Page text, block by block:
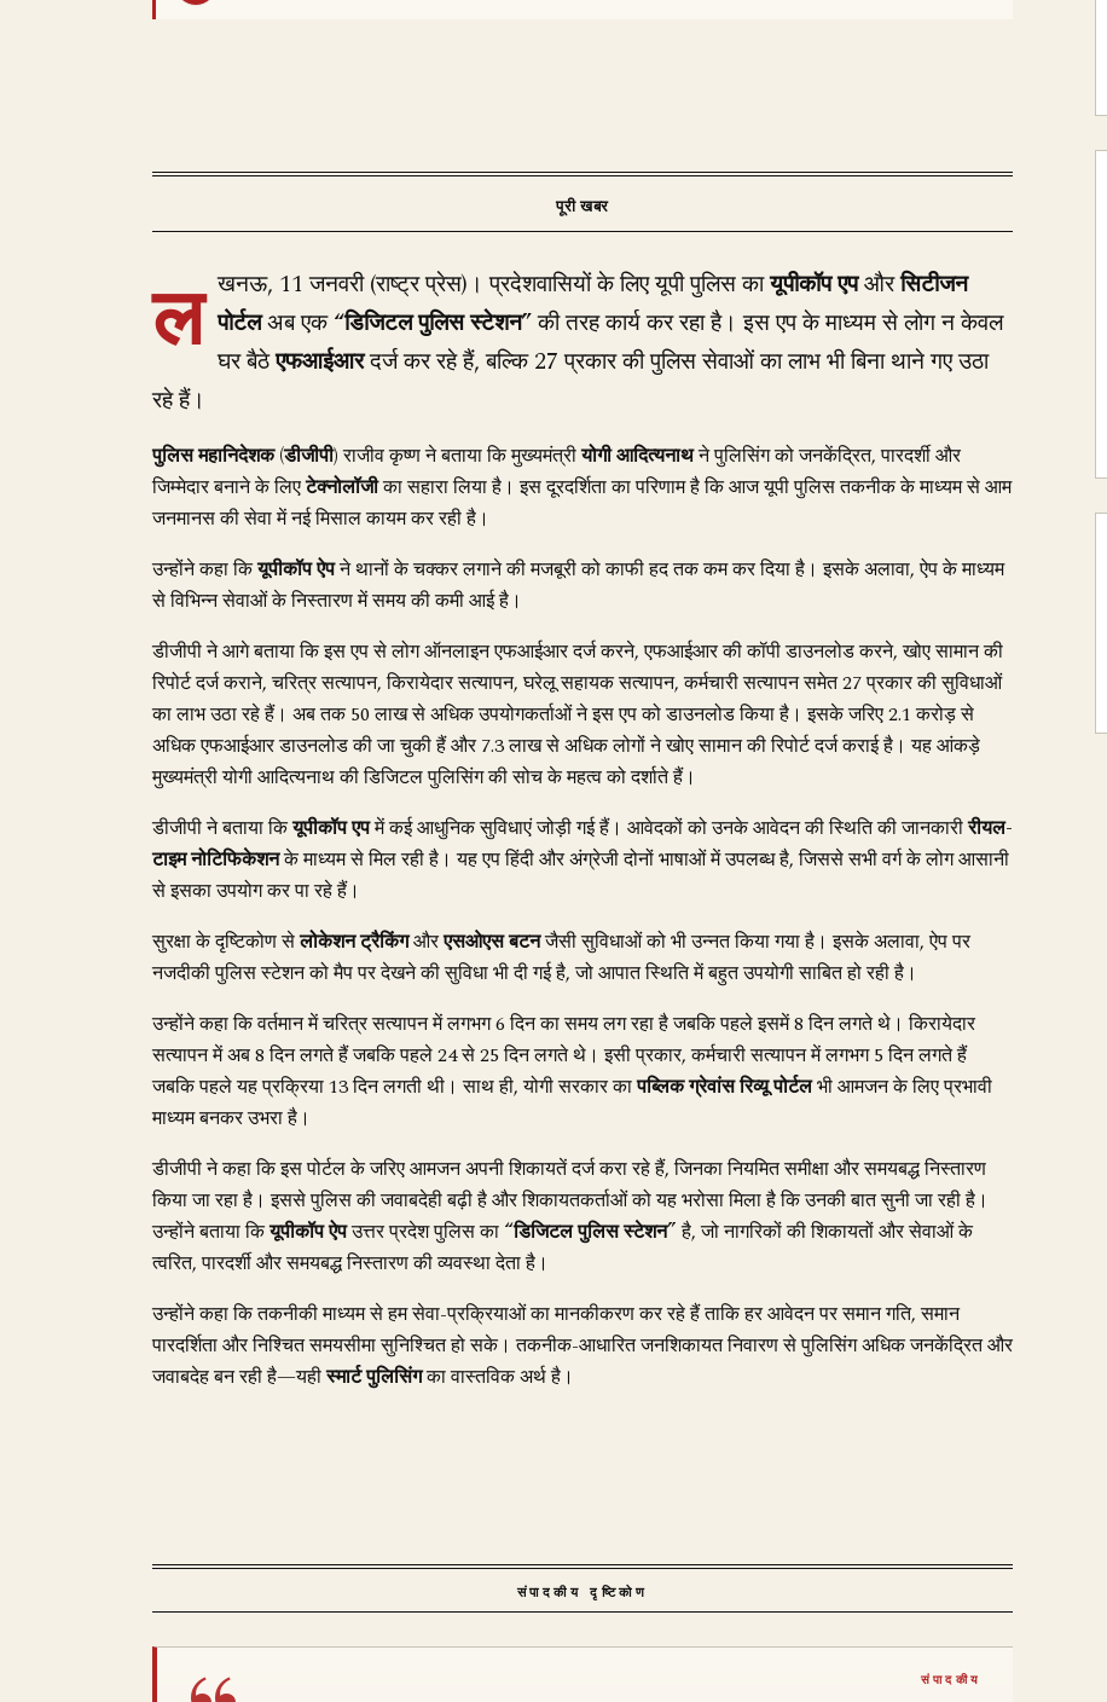
ल खनऊ, 11 जनवरी (राष्ट्र प्रेस)। प्रदेशवासियों के लिए यूपी पुलिस कायूपीकॉप एपऔरसिटीजन
पोर्टलअब एक“डिजिटल पुलिस स्टेशन”की तरह कार्य कर रहा है। इस एप के माध्यम से लोग न केवल
घर बैठेएफआईआरदर्ज कर रहे हैं, बल्कि 27 प्रकार की पुलिस सेवाओं का लाभ भी बिना थाने गए उठा
रहे हैं।
पुलिस महानिदेशक (डीजीपी)राजीव कृष्ण ने बताया कि मुख्यमंत्रीयोगी आदित्यनाथने पुलिसिंग को जनकेंद्रित, पारदर्शी और
जिम्मेदार बनाने के लिएटेक्नोलॉजीका सहारा लिया है। इस दूरदर्शिता का परिणाम है कि आज यूपी पुलिस तकनीक के माध्यम से आम
जनमानस की सेवा में नई मिसाल कायम कर रही है।
उन्होंने कहा कियूपीकॉप ऐपने थानों के चक्कर लगाने की मजबूरी को काफी हद तक कम कर दिया है। इसके अलावा, ऐप के माध्यम
से विभिन्न सेवाओं के निस्तारण में समय की कमी आई है।
डीजीपी ने आगे बताया कि इस एप से लोग ऑनलाइन एफआईआर दर्ज करने, एफआईआर की कॉपी डाउनलोड करने, खोए सामान की
रिपोर्ट दर्ज कराने, चरित्र सत्यापन, किरायेदार सत्यापन, घरेलू सहायक सत्यापन, कर्मचारी सत्यापन समेत 27 प्रकार की सुविधाओं
का लाभ उठा रहे हैं। अब तक 50 लाख से अधिक उपयोगकर्ताओं ने इस एप को डाउनलोड किया है। इसके जरिए 2.1 करोड़ से
अधिक एफआईआर डाउनलोड की जा चुकी हैं और 7.3 लाख से अधिक लोगों ने खोए सामान की रिपोर्ट दर्ज कराई है। यह आंकड़े
मुख्यमंत्री योगी आदित्यनाथ की डिजिटल पुलिसिंग की सोच के महत्व को दर्शाते हैं।
डीजीपी ने बताया कियूपीकॉप एपमें कई आधुनिक सुविधाएं जोड़ी गई हैं। आवेदकों को उनके आवेदन की स्थिति की जानकारीरीयल-
टाइम नोटिफिकेशनके माध्यम से मिल रही है। यह एप हिंदी और अंग्रेजी दोनों भाषाओं में उपलब्ध है, जिससे सभी वर्ग के लोग आसानी
से इसका उपयोग कर पा रहे हैं।
सुरक्षा के दृष्टिकोण सेलोकेशन ट्रैकिंगऔरएसओएस बटनजैसी सुविधाओं को भी उन्नत किया गया है। इसके अलावा, ऐप पर
नजदीकी पुलिस स्टेशन को मैप पर देखने की सुविधा भी दी गई है, जो आपात स्थिति में बहुत उपयोगी साबित हो रही है।
उन्होंने कहा कि वर्तमान में चरित्र सत्यापन में लगभग 6 दिन का समय लग रहा है जबकि पहले इसमें 8 दिन लगते थे। किरायेदार
सत्यापन में अब 8 दिन लगते हैं जबकि पहले 24 से 25 दिन लगते थे। इसी प्रकार, कर्मचारी सत्यापन में लगभग 5 दिन लगते हैं
जबकि पहले यह प्रक्रिया 13 दिन लगती थी। साथ ही, योगी सरकार कापब्लिक ग्रेवांस रिव्यू पोर्टलभी आमजन के लिए प्रभावी
माध्यम बनकर उभरा है।
डीजीपी ने कहा कि इस पोर्टल के जरिए आमजन अपनी शिकायतें दर्ज करा रहे हैं, जिनका नियमित समीक्षा और समयबद्ध निस्तारण
किया जा रहा है। इससे पुलिस की जवाबदेही बढ़ी है और शिकायतकर्ताओं को यह भरोसा मिला है कि उनकी बात सुनी जा रही है।
उन्होंने बताया कियूपीकॉप ऐपउत्तर प्रदेश पुलिस का “डिजिटल पुलिस स्टेशन”है, जो नागरिकों की शिकायतों और सेवाओं के
त्वरित, पारदर्शी और समयबद्ध निस्तारण की व्यवस्था देता है।
उन्होंने कहा कि तकनीकी माध्यम से हम सेवा-प्रक्रियाओं का मानकीकरण कर रहे हैं ताकि हर आवेदन पर समान गति, समान
पारदर्शिता और निश्चित समयसीमा सुनिश्चित हो सके। तकनीक-आधारित जनशिकायत निवारण से पुलिसिंग अधिक जनकेंद्रित और
जवाबदेह बन रही है—यहीस्मार्ट पुलिसिंगका वास्तविक अर्थ है।
संपादकीय दृष्टिकोण